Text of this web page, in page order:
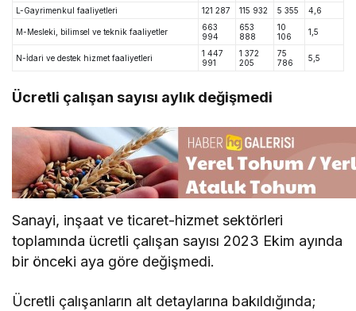
L-Gayrimenkul faaliyetleri 121 287 115 932 5 355 4,6
M-Mesleki, bilimsel ve teknik faaliyetler
663
994
653
888
10
106
1,5
N-İdari ve destek hizmet faaliyetleri
1 447
991
1 372
205
75
786
5,5
Ücretli çalışan sayısı aylık değişmedi
Sanayi, inşaat ve ticaret-hizmet sektörleri
toplamında ücretli çalışan sayısı 2023 Ekim ayında
bir önceki aya göre değişmedi.
Ücretli çalışanların alt detaylarına bakıldığında;